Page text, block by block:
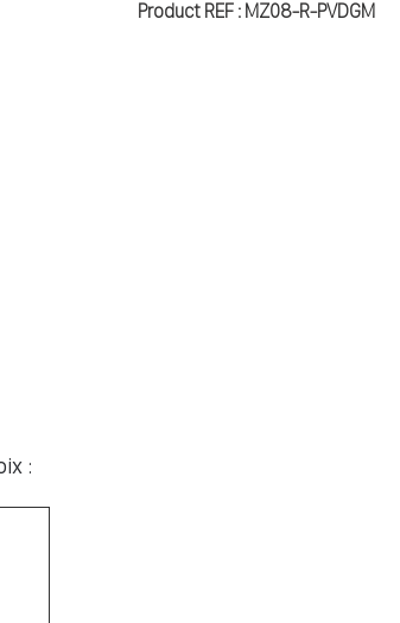
Product REF : MZ08-R-PVDGM
: